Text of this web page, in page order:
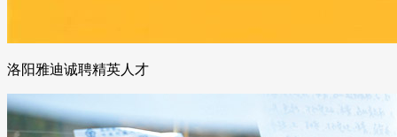
洛阳雅迪诚聘精英人才